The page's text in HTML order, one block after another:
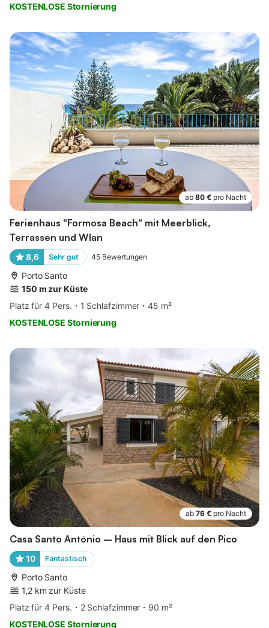
KOSTENLOSE Stornierung
ab 80 € pro Nacht
Ferienhaus "Formosa Beach" mit Meerblick,
Terrassen und Wlan
8,6 Sehr gut 45 Bewertungen
Porto Santo
150 m zur Küste
Platz für 4 Pers.
1 Schlafzimmer
45 m²
KOSTENLOSE Stornierung
ab 76 € pro Nacht
Casa Santo António – Haus mit Blick auf den Pico
10 Fantastisch
Porto Santo
1,2 km zur Küste
Platz für 4 Pers.
2 Schlafzimmer
90 m²
KOSTENLOSE Stornierung